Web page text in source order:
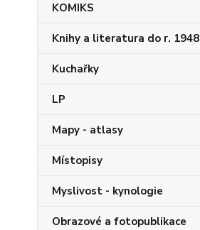
KOMIKS
Knihy a literatura do r. 1948
Kuchařky
LP
Mapy - atlasy
Místopisy
Myslivost - kynologie
Obrazové a fotopublikace